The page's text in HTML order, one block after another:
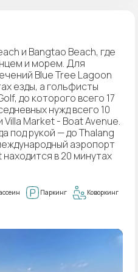
и Bangtao Beach, где
и морем. Для
Blue Tree Lagoon
езды, а гольфисты
до которого всего 17
нужд всего 10
Market - Boat Avenue.
под рукой — до Thalang
аэропорт
в 20 минутах
Паркинг Коворкинг